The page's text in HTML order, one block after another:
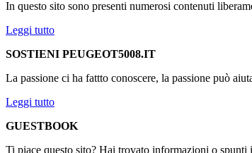
In questo sito sono presenti numerosi contenuti
Leggi tutto
SOSTIENI PEUGEOT5008.IT
La passione ci ha fattto conoscere, la passione può
Leggi tutto
GUESTBOOK
Ti piace questo sito? Hai trovato informazioni o spunti